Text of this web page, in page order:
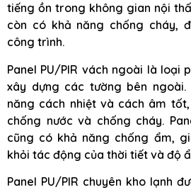
tiếng ồn trong không gian nội
còn có khả năng chống cháy,
công trình.
Panel PU/PIR vách ngoài là loại
xây dựng các tường bên
năng cách nhiệt và cách âm
chống nước và chống cháy.
cũng có khả năng chống ẩm,
khỏi tác động của thời tiết và độ
Panel PU/PIR chuyên kho lạnh